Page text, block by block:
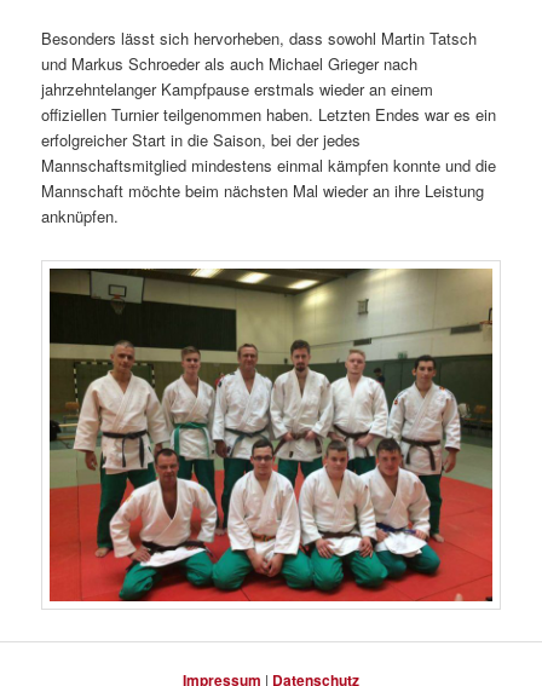
Besonders lässt sich hervorheben, dass sowohl Martin Tatsch
und Markus Schroeder als auch Michael Grieger nach
jahrzehntelanger Kampfpause erstmals wieder an einem
offiziellen Turnier teilgenommen haben. Letzten Endes war es ein
erfolgreicher Start in die Saison, bei der jedes
Mannschaftsmitglied mindestens einmal kämpfen konnte und die
Mannschaft möchte beim nächsten Mal wieder an ihre Leistung
anknüpfen.
Impressum | Datenschutz